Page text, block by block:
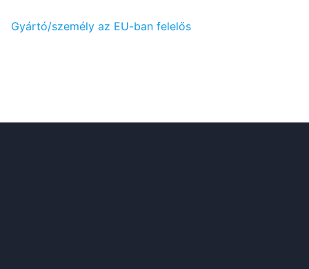
Gyártó/személy az EU-ban felelős